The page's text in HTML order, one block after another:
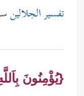
تفسير الجلالين
{يُؤْمِنُونَ